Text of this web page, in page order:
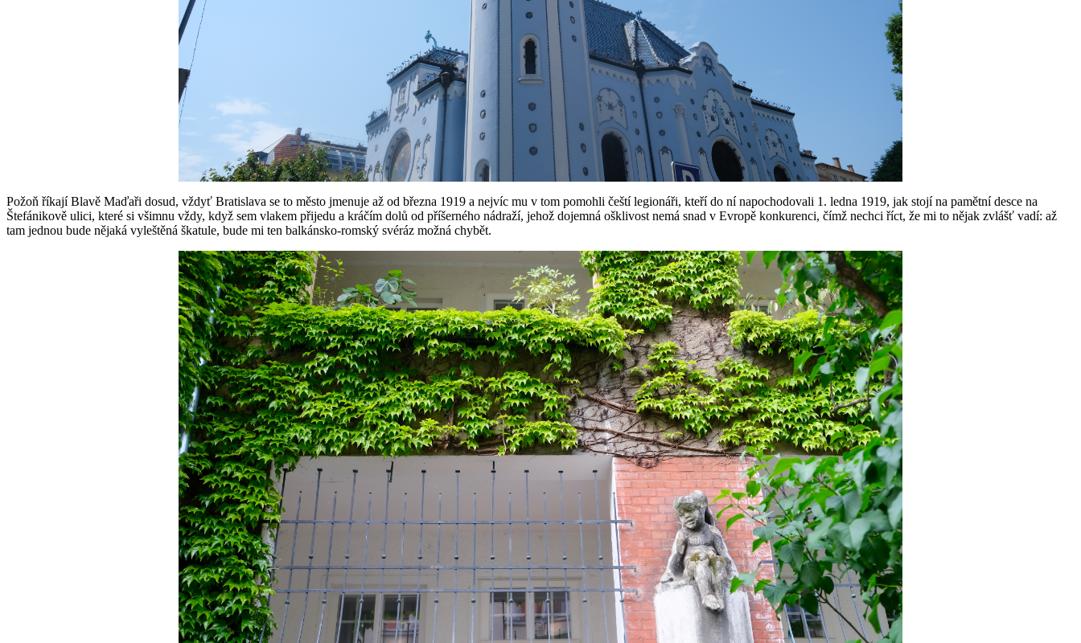
Požoň říkají Blavě Maďaři dosud, vždyť Bratislava se to město jmenuje až od března 1919 a nejvíc mu v tom pomohli čeští legionáři, kteří do ní napochodovali 1. ledna 1919, jak stojí na pamětní desce na
Štefánikově ulici, které si všimnu vždy, když sem vlakem přijedu a kráčím dolů od příšerného nádraží, jehož dojemná ošklivost nemá snad v Evropě konkurenci, čímž nechci říct, že mi to nějak zvlášť vadí: až
tam jednou bude nějaká vyleštěná škatule, bude mi ten balkánsko-romský svéráz možná chybět.